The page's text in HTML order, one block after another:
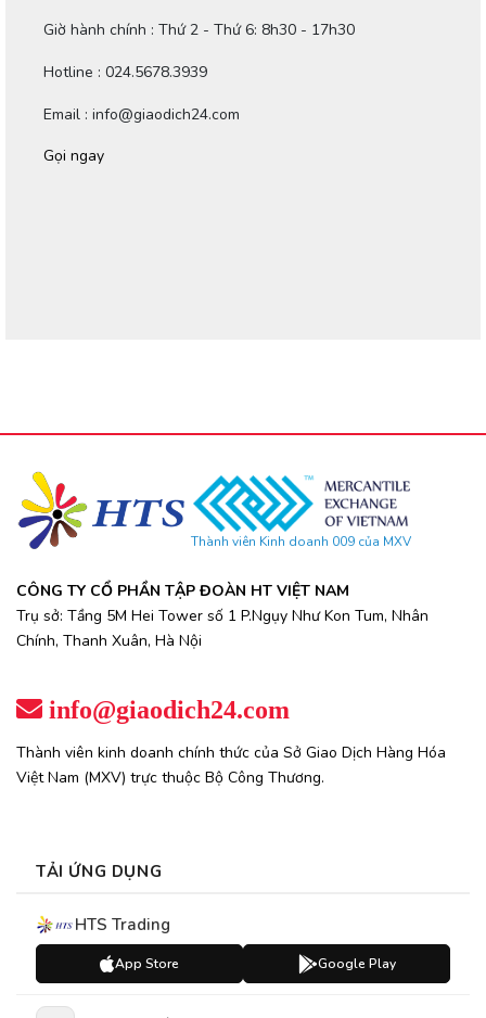
Giờ hành chính : Thứ 2 - Thứ 6: 8h30 - 17h30
Hotline : 024.5678.3939
Email : info@giaodich24.com
Gọi ngay
Thành viên Kinh doanh 009 của MXV
CÔNG TY CỔ PHẦN TẬP ĐOÀN HT VIỆT NAM
Trụ sở: Tầng 5M Hei Tower số 1 P.Ngụy Như Kon Tum, Nhân
Chính, Thanh Xuân, Hà Nội
info@giaodich24.com
Thành viên kinh doanh chính thức của Sở Giao Dịch Hàng Hóa
Việt Nam (MXV) trực thuộc Bộ Công Thương.
TẢI ỨNG DỤNG
HTS Trading
App Store Google Play